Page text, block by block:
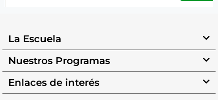
La Escuela
Nuestros Programas
Enlaces de interés